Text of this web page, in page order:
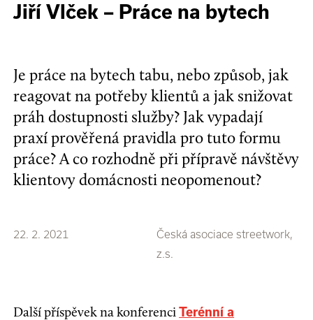
Jiří Vlček – Práce na bytech
Je práce na bytech tabu, nebo způsob, jak
reagovat na potřeby klientů a jak snižovat
práh dostupnosti služby? Jak vypadají
praxí prověřená pravidla pro tuto formu
práce? A co rozhodně při přípravě návštěvy
klientovy domácnosti neopomenout?
22. 2. 2021
Česká asociace streetwork,
z.s.
Další příspěvek na konferenciTerénní a